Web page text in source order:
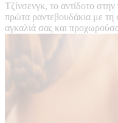
Τζίνσενγκ, το αντίδοτο
πρώτα ραντεβουδάκια με
αγκαλιά σας και